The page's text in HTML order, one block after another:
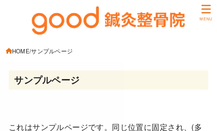
MENU
HOME サンプルページ
サンプルページ
これはサンプルページです。同じ位置に固定され、(多